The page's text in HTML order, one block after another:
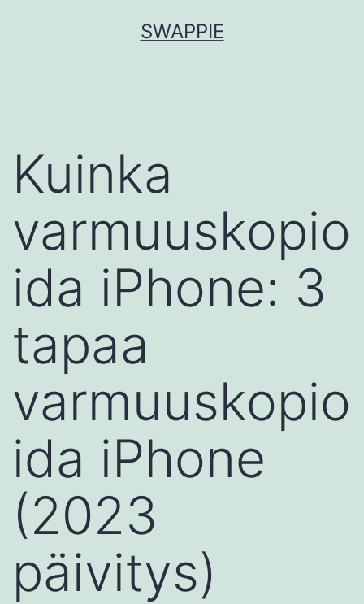
SWAPPIE
Kuinka
varmuuskopio
ida iPhone: 3
tapaa
varmuuskopio
ida iPhone
(2023
päivitys)